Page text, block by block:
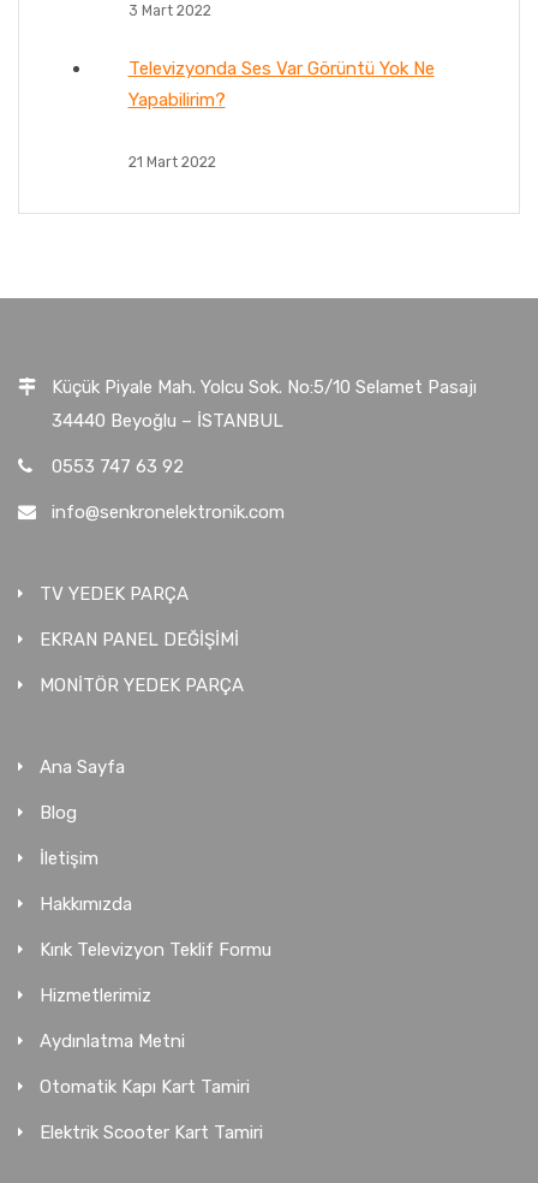
3 Mart 2022
Televizyonda Ses Var Görüntü Yok Ne
Yapabilirim?
21 Mart 2022
Küçük Piyale Mah. Yolcu Sok. No:5/10 Selamet Pasajı
34440 Beyoğlu – İSTANBUL
0553 747 63 92
info@senkronelektronik.com
TV YEDEK PARÇA
EKRAN PANEL DEĞİŞİMİ
MONİTÖR YEDEK PARÇA
Ana Sayfa
Blog
İletişim
Hakkımızda
Kırık Televizyon Teklif Formu
Hizmetlerimiz
Aydınlatma Metni
Otomatik Kapı Kart Tamiri
Elektrik Scooter Kart Tamiri